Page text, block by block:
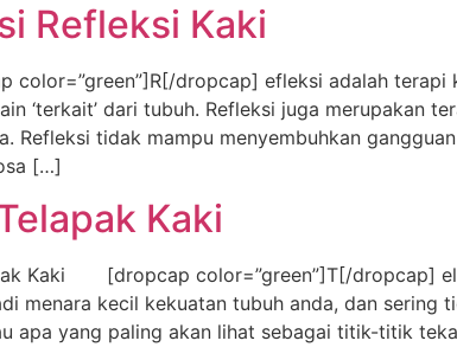
Refleksi Kaki
dropcap] efleksi adalah terapi
‘terkait’ dari tubuh. Refleksi juga merupakan
Refleksi tidak mampu menyembuhkan
[…]
Kaki
Kaki [dropcap color=”green”]T[/dropcap]
menara kecil kekuatan tubuh anda, dan
apa yang paling akan lihat sebagai titik-titik